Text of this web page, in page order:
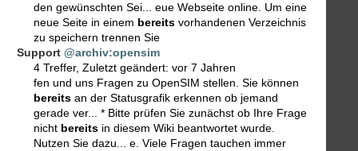
den gewünschten Sei... eue Webseite online. Um eine
neue Seite in einem bereits vorhandenen Verzeichnis
zu speichern trennen Sie
Support @archiv:opensim
4 Treffer, Zuletzt geändert: vor 7 Jahren
fen und uns Fragen zu OpenSIM stellen. Sie können
bereits an der Statusgrafik erkennen ob jemand
gerade ver... * Bitte prüfen Sie zunächst ob Ihre Frage
nicht bereits in diesem Wiki beantwortet wurde.
Nutzen Sie dazu... e. Viele Fragen tauchen immer